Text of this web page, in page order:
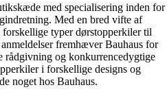
med specialisering inden for
Med en bred vifte af
typer dørstopperkiler til
fremhæver Bauhaus for
rådgivning og konkurrencedygtige
i forskellige designs og
noget hos Bauhaus.